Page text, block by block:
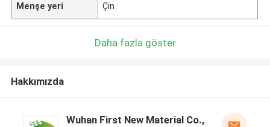
Menşe yeri Çin
Daha fazla göster
Hakkımızda
Wuhan First New Material Co.,